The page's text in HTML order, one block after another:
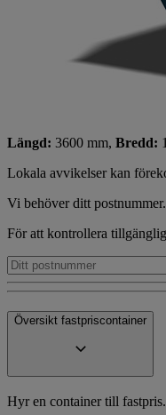
Längd: 3600 mm, Bredd:
Lokala avvikelser kan
Vi behöver ditt postnummer.
För att kontrollera
Översikt fastpriscontainer
Hyr en container till